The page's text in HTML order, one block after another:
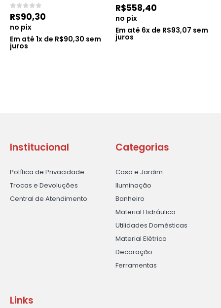
0 de 5
R$90,30
no pix
Em até 1x de R$90,30 sem
juros
0 de 5
R$558,40
no pix
Em até 6x de R$93,07 sem
juros
Institucional
Política de Privacidade
Trocas e Devoluções
Central de Atendimento
Categorias
Casa e Jardim
Iluminação
Banheiro
Material Hidráulico
Utilidades Domésticas
Material Elétrico
Decoração
Ferramentas
Links